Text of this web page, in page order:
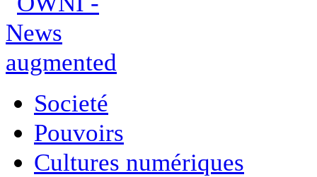
Societé
Pouvoirs
Cultures numériques